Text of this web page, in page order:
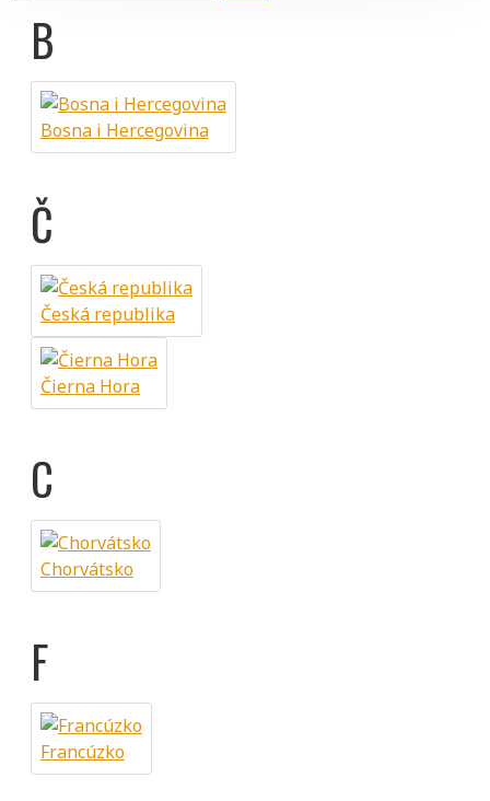
B
Bosna i Hercegovina
Č
Česká republika
Čierna Hora
C
Chorvátsko
F
Francúzko